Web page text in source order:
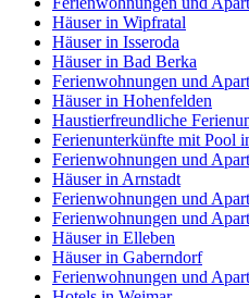
Häuser in Wipfratal
Häuser in Isseroda
Häuser in Bad Berka
Ferienwohnungen und
Häuser in Hohenfelden
Haustierfreundliche
Ferienunterkünfte mit Pool
Ferienwohnungen und
Häuser in Arnstadt
Ferienwohnungen und
Ferienwohnungen und
Häuser in Elleben
Häuser in Gaberndorf
Ferienwohnungen und